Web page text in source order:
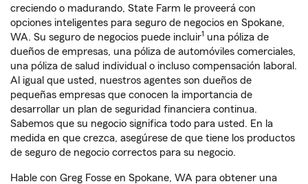
creciendo o madurando, State Farm le proveerá con
opciones inteligentes para seguro de negocios en Spokane,
WA. Su seguro de negocios puede incluir1 una póliza de
dueños de empresas, una póliza de automóviles comerciales,
una póliza de salud individual o incluso compensación laboral.
Al igual que usted, nuestros agentes son dueños de
pequeñas empresas que conocen la importancia de
desarrollar un plan de seguridad financiera continua.
Sabemos que su negocio significa todo para usted. En la
medida en que crezca, asegúrese de que tiene los productos
de seguro de negocio correctos para su negocio.
Hable con Greg Fosse en Spokane, WA para obtener una